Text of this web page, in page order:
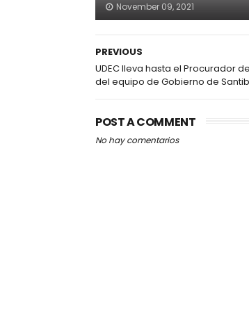
November 09, 2021
PREVIOUS
UDEC lleva hasta el Procurador
del equipo de Gobierno de
POST A COMMENT
No hay comentarios